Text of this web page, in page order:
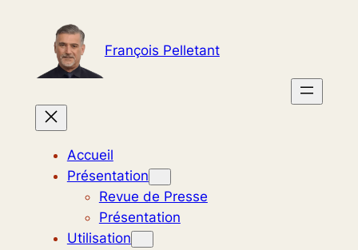
contenu
François Pelletant
Accueil
Présentation
Revue de Presse
Présentation
Utilisation